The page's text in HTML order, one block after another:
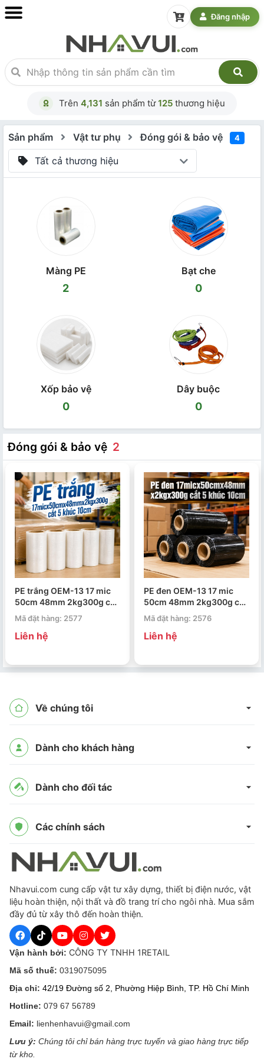
Đăng nhập
Trên 4,131 sản phẩm từ125 thương hiệu
Sản phẩm Vật tư phụ Đóng gói & bảo vệ 4
Tất cả thương hiệu
Màng PE
2
Bạt che
0
Xốp bảo vệ
0
Dây buộc
0
Đóng gói & bảo vệ 2
PE trắng OEM-13 17 mic
50cm 48mm 2kg300g cắt
5 khúc 10cm
Mã đặt hàng: 2577
Liên hệ
PE đen OEM-13 17 mic
50cm 48mm 2kg300g cắt
5 khúc 10cm
Mã đặt hàng: 2576
Liên hệ
Về chúng tôi
Dành cho khách hàng
Dành cho đối tác
Các chính sách
Nhavui.com cung cấp vật tư xây dựng, thiết bị điện nước, vật
liệu hoàn thiện, nội thất và đồ trang trí cho ngôi nhà. Mua sắm
đầy đủ từ xây thô đến hoàn thiện.
Vận hành bởi: CÔNG TY TNHH 1RETAIL
Mã số thuế: 0319075095
Địa chỉ: 42/19 Đường số 2, Phường Hiệp Bình, TP. Hồ Chí Minh
Hotline: 079 67 56789
Email: lienhenhavui@gmail.com
Lưu ý: Chúng tôi chỉ bán hàng trực tuyến và giao hàng trực tiếp
từ kho.